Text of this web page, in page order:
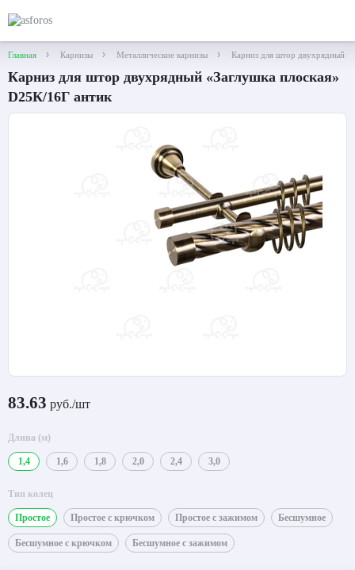
Главная Карнизы Металлические карнизы Карниз для штор двухрядный
Карниз для штор двухрядный «Заглушка плоская»
D25К/16Г антик
83.63 руб./шт
Длина (м)
1,4 1,6 1,8 2,0 2,4 3,0
Тип колец
Простое Простое с крючком Простое с зажимом Бесшумное
Бесшумное с крючком Бесшумное с зажимом